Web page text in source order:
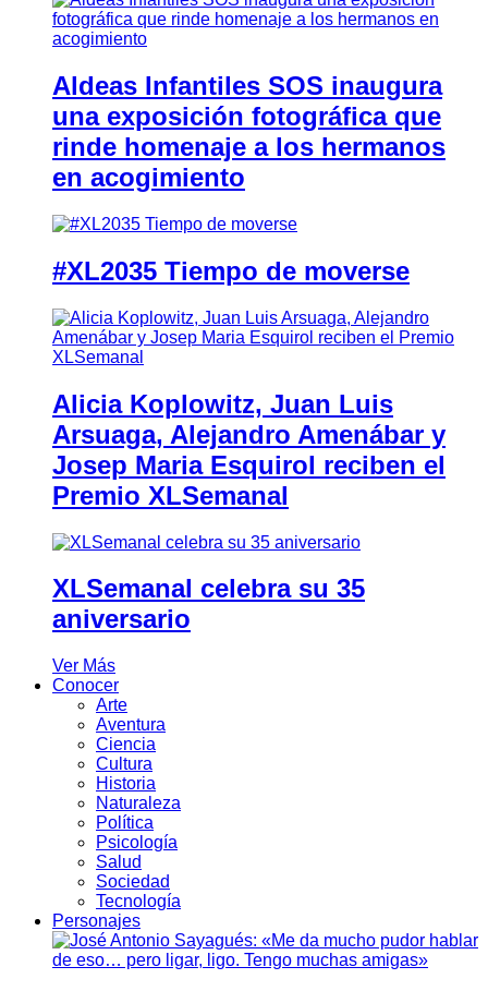
Aldeas Infantiles SOS inaugura
una exposición fotográfica que
rinde homenaje a los hermanos
en acogimiento
#XL2035 Tiempo de moverse
Alicia Koplowitz, Juan Luis
Arsuaga, Alejandro Amenábar y
Josep Maria Esquirol reciben el
Premio XLSemanal
XLSemanal celebra su 35
aniversario
Ver Más
Conocer
Arte
Aventura
Ciencia
Cultura
Historia
Naturaleza
Política
Psicología
Salud
Sociedad
Tecnología
Personajes